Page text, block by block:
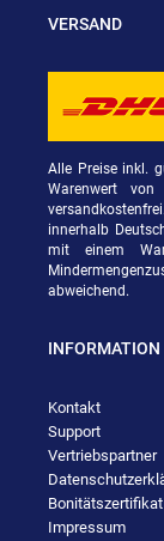
VERSAND
Alle Preise inkl.
Warenwert
innerhalb
mit einem
abweichend.
INFORMATION
Kontakt
Support
Vertriebspartner
Bonitätszertifikat
Impressum